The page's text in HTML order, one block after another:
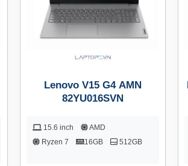
Lenovo V15 G4 AMN
82YU016SVN
15.6 inch
AMD
Ryzen 7
16GB 512GB